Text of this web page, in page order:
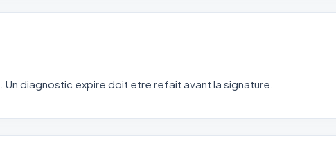
. Un diagnostic expire doit etre refait avant la signature.